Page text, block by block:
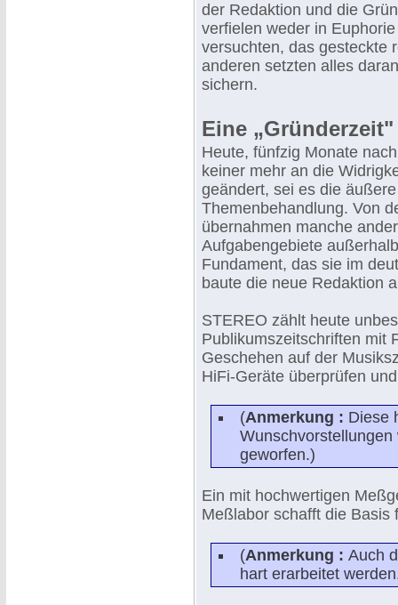
der Redaktion und die
verfielen weder in
versuchten, das gesteckte
anderen setzten alles
sichern.
Eine
Heute, fünfzig Monate
keiner mehr an die
geändert, sei es die
Themenbehandlung. Von
übernahmen manche
Aufgabengebiete
Fundament, das sie im
baute die neue Redaktion
STEREO zählt heute
Publikumszeitschriften mit
Geschehen auf der
HiFi-Geräte überprüfen
(Anmerkung : Diese
geworfen.)
Ein mit hochwertigen
Meßlabor schafft die Basis
(Anmerkung : Auch
hart erarbeitet